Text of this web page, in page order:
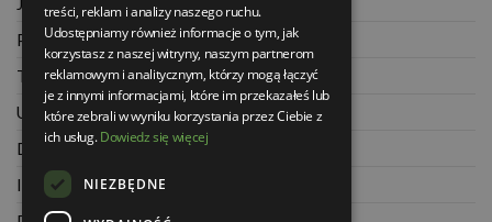
Polityka prywatności
Twoje zamówienia
Ustawienia konta
Dane kontaktowe
Informacje o firmie
treści, reklam i analizy naszego ruchu.
Udostępniamy również informacje o tym, jak
korzystasz z naszej witryny, naszym partnerom
reklamowym i analitycznym, którzy mogą łączyć
je z innymi informacjami, które im przekazałeś lub
które zebrali w wyniku korzystania przez Ciebie z
ich usług.Dowiedz się więcej
NIEZBĘDNE